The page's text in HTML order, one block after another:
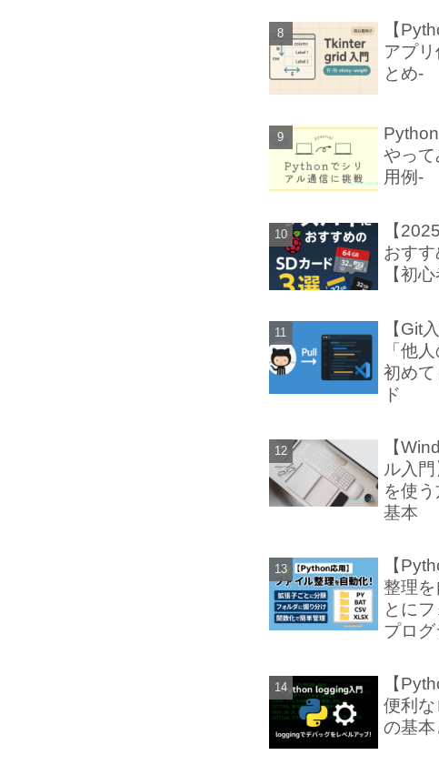
【
アプ
とめ-
やっ
用例-
【
おす
【初
【Git
「他
初めて
ド
【
ル入
を使
基本
【
整理
とに
プログ
【
便利
の基